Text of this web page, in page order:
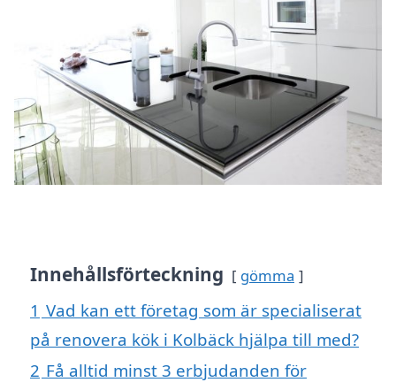
Innehållsförteckning gömma
1 Vad kan ett företag som är specialiserat
på renovera kök i Kolbäck hjälpa till med?
2 Få alltid minst 3 erbjudanden för